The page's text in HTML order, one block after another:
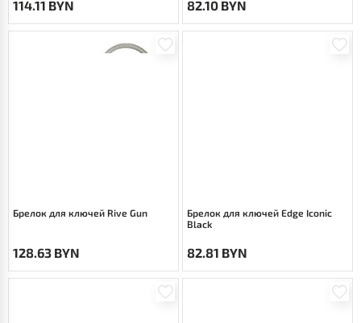
114.11 BYN 82.10 BYN
Брелок для ключей Rive Gun
128.63 BYN
Брелок для ключей Edge Iconic
Black
82.81 BYN